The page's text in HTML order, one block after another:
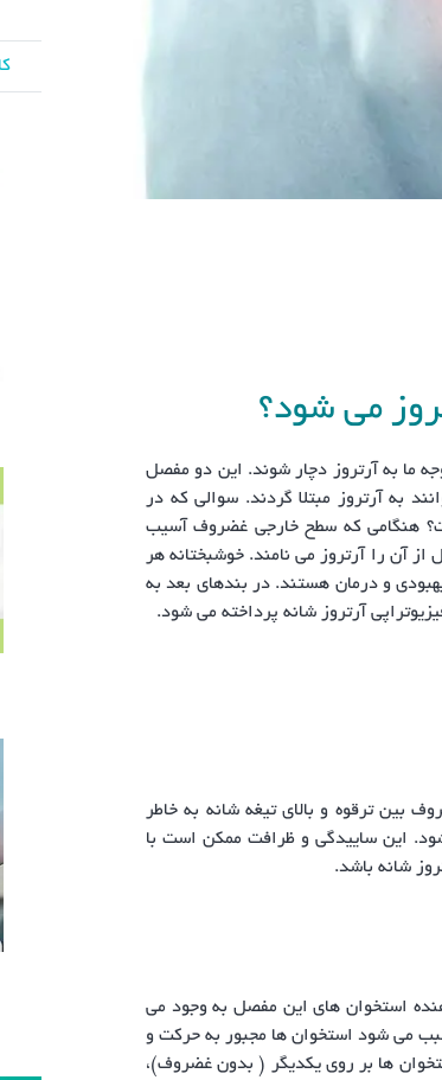
می شود؟
ما به آرتروز دچار شوند. این دو مفصل
به آرتروز مبتلا گردند. سوالی که در
هنگامی که سطح خارجی غضروف آسیب
از آن را آرتروز می نامند. خوشبختانه هر
بهبودی و درمان هستند. در بندهای بعد به
آرتروز شانه پرداخته می شود.
بین ترقوه و بالای تیغه شانه به خاطر
این ساییدگی و ظرافت ممکن است با
شانه باشد.
استخوان های این مفصل به وجود می
می شود استخوان ها مجبور به حرکت و
ها بر روی یکدیگر ( بدون غضروف)،